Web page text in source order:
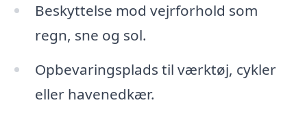
Beskyttelse mod vejrforhold som
regn, sne og sol.
Opbevaringsplads til værktøj, cykler
eller havenedkær.